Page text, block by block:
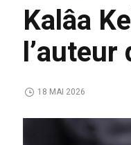
Kalâa
18 MAI 2026